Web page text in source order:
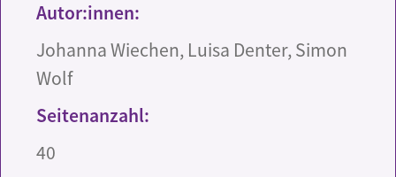
Autor:innen:
Johanna Wiechen, Luisa Denter, Simon
Wolf
Seitenanzahl:
40